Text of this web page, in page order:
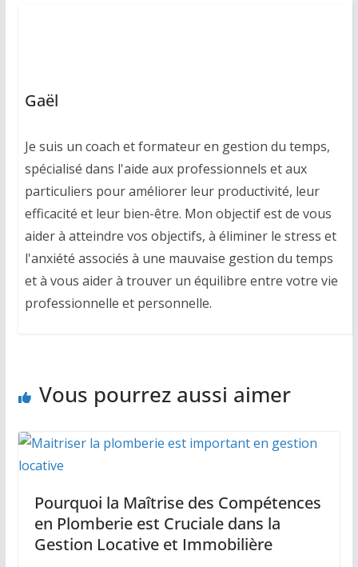
Gaël
Je suis un coach et formateur en gestion du temps,
spécialisé dans l'aide aux professionnels et aux
particuliers pour améliorer leur productivité, leur
efficacité et leur bien-être. Mon objectif est de vous
aider à atteindre vos objectifs, à éliminer le stress et
l'anxiété associés à une mauvaise gestion du temps
et à vous aider à trouver un équilibre entre votre vie
professionnelle et personnelle.
Vous pourrez aussi aimer
Pourquoi la Maîtrise des Compétences
en Plomberie est Cruciale dans la
Gestion Locative et Immobilière